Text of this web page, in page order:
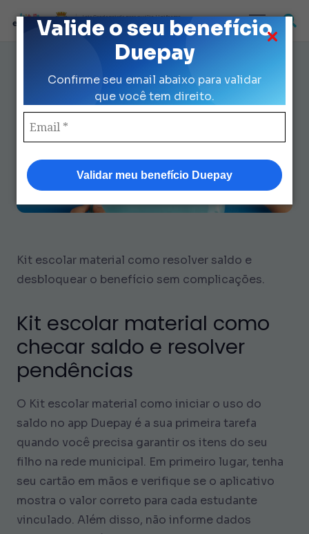
Valide o seu benefício
Duepay
Confirme seu email abaixo para validar
que você tem direito.
Validar meu benefício Duepay
Loja Credenciada para auxilio Uniforme
e Kit Escolar da Prefeitura de São Paulo
Kit Escolar Material Como: 7
Passos e 2 Cenários Frequentes
Kit escolar material como resolver saldo e
desbloquear o benefício sem complicações.
Kit escolar material como
checar saldo e resolver
pendências
O Kit escolar material como iniciar o uso do
saldo no app Duepay é a sua primeira tarefa
quando você precisa garantir os itens do seu
filho na rede municipal. Em primeiro lugar, tenha
seu cartão em mãos e verifique se o aplicativo
mostra o valor correto para cada estudante
vinculado. Além disso, não informe dados